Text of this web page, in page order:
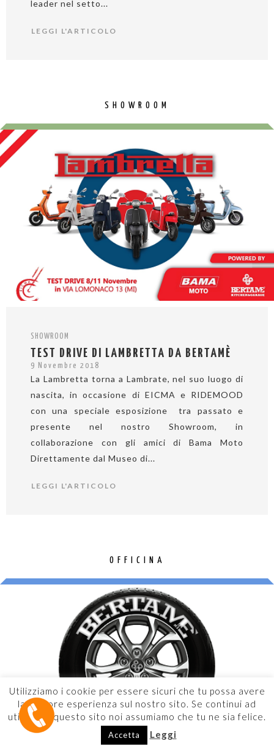
leader nel setto...
LEGGI L'ARTICOLO
SHOWROOM
SHOWROOM
TEST DRIVE DI LAMBRETTA DA BERTAMÈ
9 Novembre 2018
La Lambretta torna a Lambrate, nel suo luogo di
nascita, in occasione di EICMA e RIDEMOOD
con una speciale esposizione tra passato e
presente nel nostro Showroom, in
collaborazione con gli amici di Bama Moto
Direttamente dal Museo di...
LEGGI L'ARTICOLO
OFFICINA
Utilizziamo i cookie per essere sicuri che tu possa avere
la migliore esperienza sul nostro sito. Se continui ad
utilizzare questo sito noi assumiamo che tu ne sia felice.
Accetta Leggi